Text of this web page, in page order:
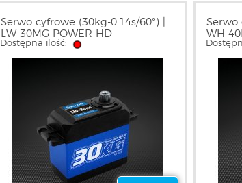
Serwo cyfrowe (30kg-0.14s/60°) |
LW-30MG POWER HD
Dostępna ilość:
Serwo
WH-